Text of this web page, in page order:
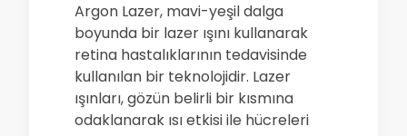
Argon Lazer, mavi-yeşil dalga
boyunda bir lazer ışını kullanarak
retina hastalıklarının tedavisinde
kullanılan bir teknolojidir. Lazer
ışınları, gözün belirli bir kısmına
odaklanarak ısı etkisi ile hücreleri